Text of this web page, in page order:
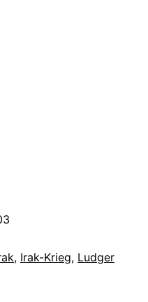
, Irak-Krieg, Ludger